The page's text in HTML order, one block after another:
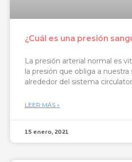
¿Cuál es una presión
La presión arterial normal es
la presión que obliga a
alrededor del sistema
LEER MÁS »
15 enero, 2021